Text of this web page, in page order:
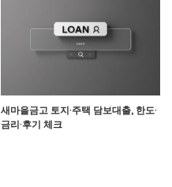
새마을금고 토지·주택 담보대출, 한도·
금리·후기 체크